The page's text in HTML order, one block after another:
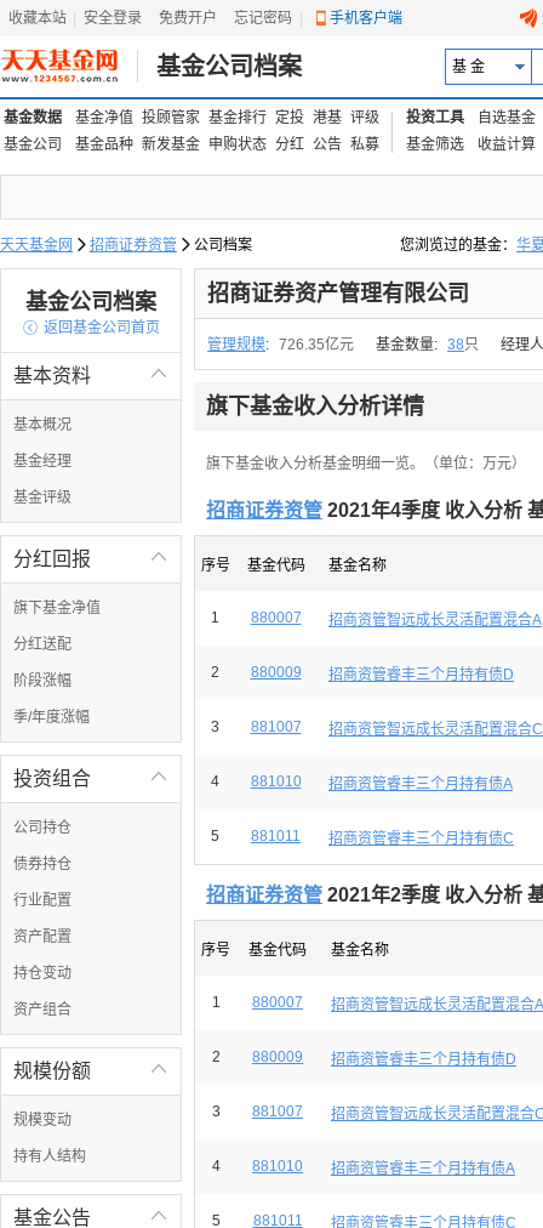
收藏本站 安全登录 免费开户 忘记密码 手机客户端
基金公司档案 基 金
基金数据 基金净值 投顾管家 基金排行 定投 港基 评级
基金公司
基金品种 新发基金 申购状态 分红 公告 私募
投资工具
自选基金
基金筛选
收益计算
天天基金网  招商证券资管  公司档案 您浏览过的基金： 华
易方达上证中盘ETF联
基金公司档案
 返回基金公司首页

基本资料
基本概况
基金经理
基金评级

分红回报
旗下基金净值
分红送配
阶段涨幅
季/年度涨幅

投资组合
公司持仓
债券持仓
行业配置
资产配置
持仓变动
资产组合

规模份额
规模变动
持有人结构

基金公告
招商证券资产管理有限公司
管理规模: 726.35亿元 基金数量: 38只 经理
旗下基金收入分析详情
旗下基金收入分析基金明细一览。（单位：万元）
招商证券资管 2021年4季度 收入分析
序号 基金代码 基金名称
1 880007 招商资管智远成长灵活配置混合A
2 880009 招商资管睿丰三个月持有债D
3 881007 招商资管智远成长灵活配置混合C
4 881010 招商资管睿丰三个月持有债A
5 881011 招商资管睿丰三个月持有债C
招商证券资管 2021年2季度 收入分析
序号 基金代码 基金名称
1 880007 招商资管智远成长灵活配置混合A
2 880009 招商资管睿丰三个月持有债D
3 881007 招商资管智远成长灵活配置混合
4 881010 招商资管睿丰三个月持有债A
5 881011 招商资管睿丰三个月持有债C